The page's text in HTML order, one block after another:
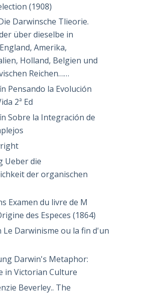
(1908)
Darwinsche Tlieorie.
über dieselbe in
Amerika,
Holland, Belgien und
Reichen……
Pensando la Evolución
2ª Ed
Sobre la Integración de
Ueber die
der organischen
Examen du livre de M
des Especes (1864)
Le Darwinisme ou la fin d'un
Darwin's Metaphor:
in Victorian Culture
Beverley.. The